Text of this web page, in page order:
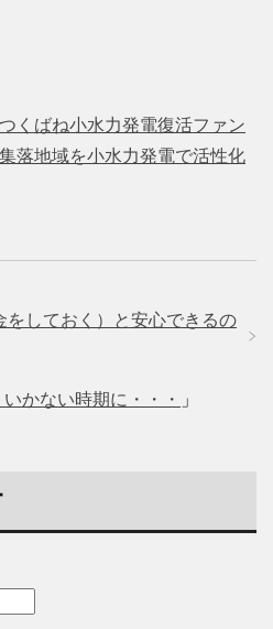
くばね小水力発電復活ファン
落地域を小水力発電で活性化
をしておく）と安心できるの
かない時期に・・・ 」